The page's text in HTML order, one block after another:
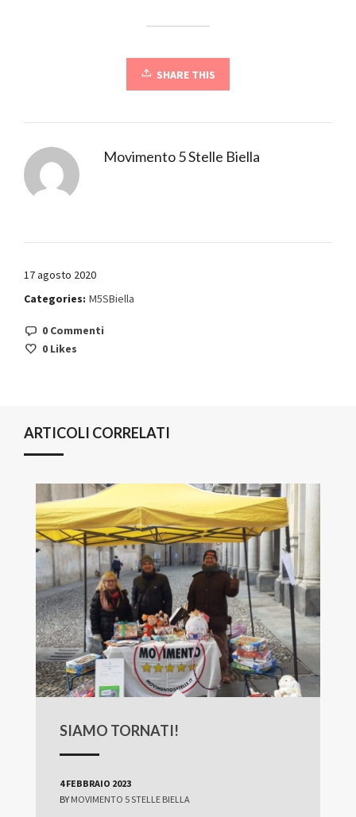
SHARE THIS
Movimento 5 Stelle Biella
17 agosto 2020
Categories: M5SBiella
0 Commenti
0 Likes
ARTICOLI CORRELATI
SIAMO TORNATI!
4 FEBBRAIO 2023
BY MOVIMENTO 5 STELLE BIELLA